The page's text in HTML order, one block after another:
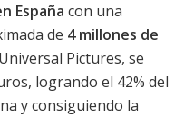
España con una
de 4 millones de
Pictures, se
logrando el 42% del
y consiguiendo la